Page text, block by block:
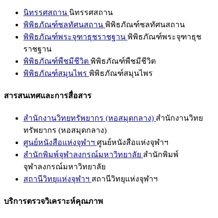
นิทรรศสถาน นิทรรศสถาน
พิพิธภัณฑ์ชลทัศนสถาน พิพิธภัณฑ์ชลทัศนสถาน
พิพิธภัณฑ์พระจุฑาธุชราชฐาน พิพิธภัณฑ์พระจุฑาธุช
ราชฐาน
พิพิธภัณฑ์พืชมีชีวิต พิพิธภัณฑ์พืชมีชีวิต
พิพิธภัณฑ์สมุนไพร พิพิธภัณฑ์สมุนไพร
สารสนเทศและการสื่อสาร
สำนักงานวิทยทรัพยากร (หอสมุดกลาง) สำนักงานวิทย
ทรัพยากร (หอสมุดกลาง)
ศูนย์หนังสือแห่งจุฬาฯ ศูนย์หนังสือแห่งจุฬาฯ
สำนักพิมพ์จุฬาลงกรณ์มหาวิทยาลัย สำนักพิมพ์
จุฬาลงกรณ์มหาวิทยาลัย
สถานีวิทยุแห่งจุฬาฯ สถานีวิทยุแห่งจุฬาฯ
บริการตรวจวิเคราะห์คุณภาพ